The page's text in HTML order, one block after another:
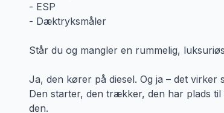
- ESP
- Dæktryksmåler
Står du og mangler en rummelig,
Ja, den kører på diesel. Og ja – det virker
Den starter, den trækker, den har plads
den.